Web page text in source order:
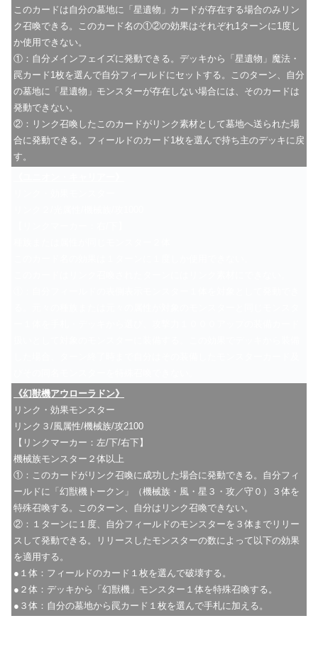
このカードは自分の墓地に「星遺物」カードが存在する場合のみリン
ク召喚できる。このカード名の①②の効果はそれぞれ1ターンに1度し
か使用できない。
①：自分メインフェイズに発動できる。デッキから「星遺物」魔法・
罠カード1枚を選んで自分フィールドにセットする。このターン、自分
の墓地に「星遺物」モンスターが存在しない場合には、そのカードは
発動できない。
②：リンク召喚したこのカードがリンク素材として墓地へ送られた場
合に発動できる。フィールドのカード1枚を選んで持ち主のデッキに戻
す。
《幻獣機アウローラドン》
リンク・効果モンスター
リンク３/風属性/機械族/攻2100
【リンクマーカー：左/下/右下】
機械族モンスター２体以上
①：このカードがリンク召喚に成功した場合に発動できる。自分フィ
ールドに「幻獣機トークン」（機械族・風・星３・攻／守０）３体を
特殊召喚する。このターン、自分はリンク召喚できない。
②：１ターンに１度、自分フィールドのモンスターを３体までリリー
スして発動できる。リリースしたモンスターの数によって以下の効果
を適用する。
●１体：フィールドのカード１枚を選んで破壊する。
●２体：デッキから「幻獣機」モンスター１体を特殊召喚する。
●３体：自分の墓地から罠カード１枚を選んで手札に加える。